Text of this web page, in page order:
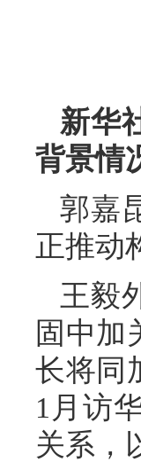
新华
背景情
郭嘉
正推动
王毅
固中加
长将同
1月访
关系，